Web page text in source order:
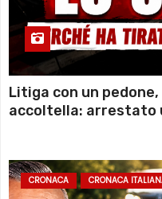
Litiga con un
accoltella: arrestato
CRONACA CRONACA